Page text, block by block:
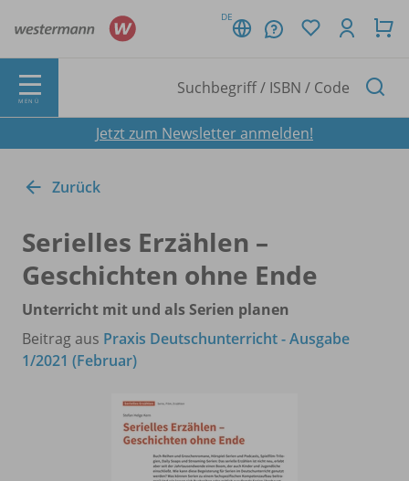
DE
MENÜ
Jetzt zum Newsletter anmelden!
Zurück
Serielles Erzählen –
Geschichten ohne Ende
Unterricht mit und als Serien planen
Beitrag aus Praxis Deutschunterricht - Ausgabe
1/2021 (Februar)